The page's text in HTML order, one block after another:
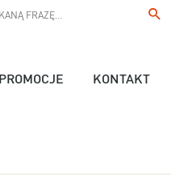
PROMOCJE KONTAKT